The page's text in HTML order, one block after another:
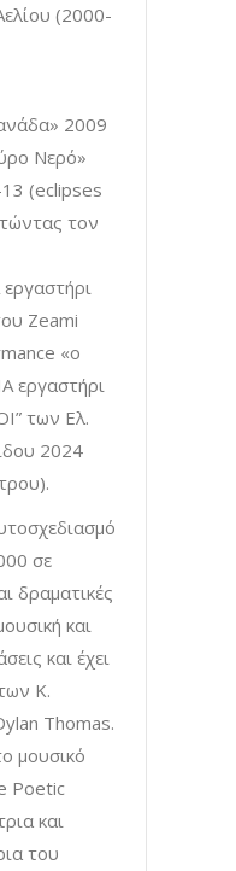
(2000-
2009
Νερό»
(eclipses
τον
Zeami
«ο
εργαστήρι
των Ελ.
2024
σε
δραματικές
και
και έχει
Κ.
Thomas.
μουσικό
Poetic
και
του